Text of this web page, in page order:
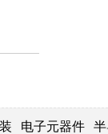
电子元器件